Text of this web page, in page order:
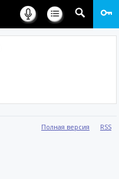
Полная версия RSS